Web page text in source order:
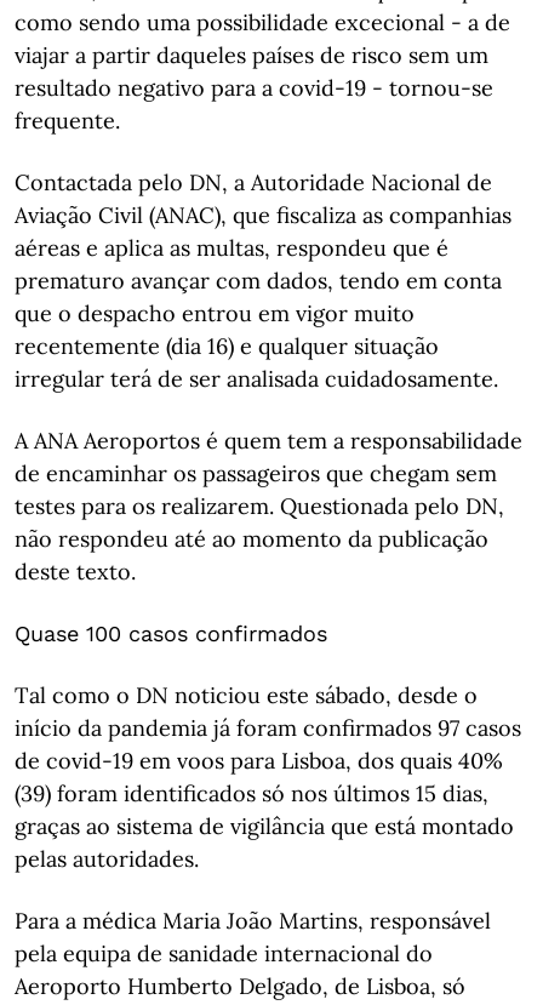
como sendo uma possibilidade excecional - a de
viajar a partir daqueles países de risco sem um
resultado negativo para a covid-19 - tornou-se
frequente.
Contactada pelo DN, a Autoridade Nacional de
Aviação Civil (ANAC), que fiscaliza as companhias
aéreas e aplica as multas, respondeu que é
prematuro avançar com dados, tendo em conta
que o despacho entrou em vigor muito
recentemente (dia 16) e qualquer situação
irregular terá de ser analisada cuidadosamente.
A ANA Aeroportos é quem tem a responsabilidade
de encaminhar os passageiros que chegam sem
testes para os realizarem. Questionada pelo DN,
não respondeu até ao momento da publicação
deste texto.
Quase 100 casos confirmados
Tal como o DN noticiou este sábado, desde o
início da pandemia já foram confirmados 97 casos
de covid-19 em voos para Lisboa, dos quais 40%
(39) foram identificados só nos últimos 15 dias,
graças ao sistema de vigilância que está montado
pelas autoridades.
Para a médica Maria João Martins, responsável
pela equipa de sanidade internacional do
Aeroporto Humberto Delgado, de Lisboa, só